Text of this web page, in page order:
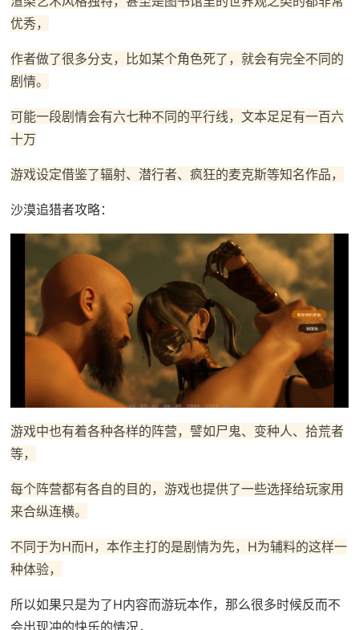
优秀，
作者做了很多分支，比如某个角色死了，就会有完全不同的
剧情。
可能一段剧情会有六七种不同的平行线，文本足足有一百六
十万
游戏设定借鉴了辐射、潜行者、疯狂的麦克斯等知名作品，
沙漠追猎者攻略：
游戏中也有着各种各样的阵营，譬如尸鬼、变种人、拾荒者
等，
每个阵营都有各自的目的，游戏也提供了一些选择给玩家用
来合纵连横。
不同于为H而H，本作主打的是剧情为先，H为辅料的这样一
种体验，
所以如果只是为了H内容而游玩本作，那么很多时候反而不
会出现冲的快乐的情况，